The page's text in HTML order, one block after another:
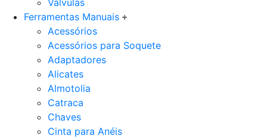
Válvulas
Ferramentas Manuais
Acessórios
Acessórios para Soquete
Adaptadores
Alicates
Almotolia
Catraca
Chaves
Cinta para Anéis